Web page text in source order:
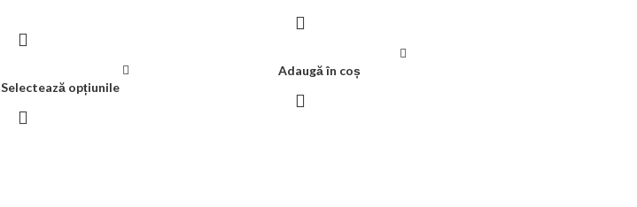
Selectează opțiunile
Adaugă în coș